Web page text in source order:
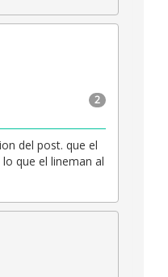
2
del post. que el
que el lineman al